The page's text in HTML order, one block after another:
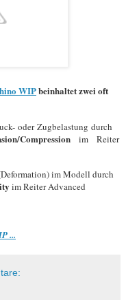
WIPbeinhaltet zwei oft
oder Zugbelastung durch
Compression im Reiter
im Modell durch
im Reiter Advanced
...